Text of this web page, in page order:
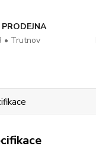
• Trutnov